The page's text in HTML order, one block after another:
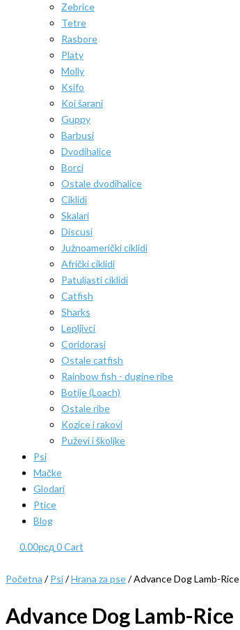
Zebrice
Tetre
Rasbore
Platy
Molly
Ksifo
Koi šarani
Guppy
Barbusi
Dvodihalice
Borci
Ostale dvodihalice
Ciklidi
Skalari
Discusi
Južnoamerički ciklidi
Afrički ciklidi
Patuljasti ciklidi
Catfish
Sharks
Lepljivci
Coridorasi
Ostale catfish
Rainbow fish - dugine ribe
Botije (Loach)
Ostale ribe
Kozice i rakovi
Puževi i školjke
Psi
Mačke
Glodari
Ptice
Blog
0.00рсд 0Cart
Početna /Psi/Hrana za pse/ Advance Dog Lamb-Rice
Advance Dog Lamb-Rice